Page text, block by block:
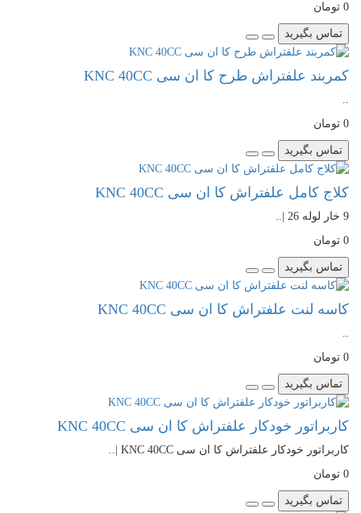
0 تومان
تماس بگیرید
کمربند علفتراش طرح کا ان سی KNC 40CC
..
0 تومان
تماس بگیرید
کلاج کامل علفتراش کا ان سی KNC 40CC
9 خار لوله 26 |..
0 تومان
تماس بگیرید
کاسه لنت علفتراش کا ان سی KNC 40CC
..
0 تومان
تماس بگیرید
کاربراتور خودکار علفتراش کا ان سی KNC 40CC
کاربراتور خودکار علفتراش کا ان سی KNC 40CC |..
0 تومان
تماس بگیرید